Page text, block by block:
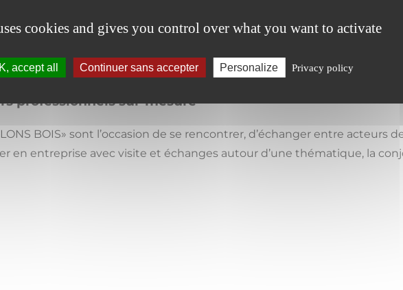
cookies and gives you control over what you want to activate
accept all Continuer sans accepter Personalize Privacy policy
professionnels sur-mesure
BOIS» sont l’occasion de se rencontrer, d’échanger entre acteurs
en entreprise avec visite et échanges autour d’une thématique, la